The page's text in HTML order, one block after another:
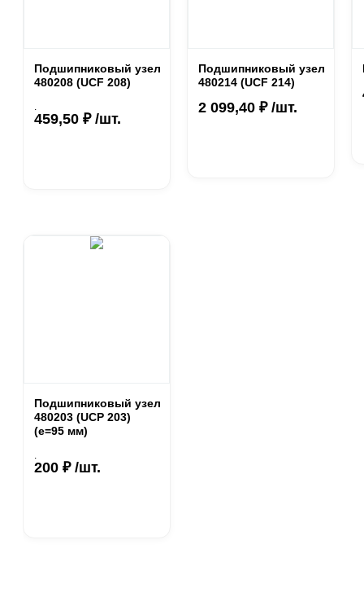
Подшипниковый узел
480208 (UCF 208)
.
459,50 ₽ /шт.
Подшипниковый узел
480214 (UCF 214)
2 099,40 ₽ /шт.
Подшипниковый узел
480203 (UCP 203)
(е=95 мм)
.
200 ₽ /шт.